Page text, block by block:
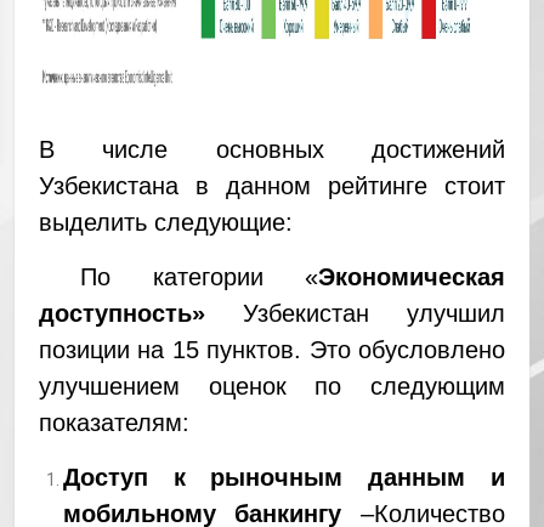
В числе основных достижений
Узбекистана в данном рейтинге стоит
выделить следующие:
По категории «Экономическая
доступность»Узбекистан улучшил
позиции на 15 пунктов. Это обусловлено
улучшением оценок по следующим
показателям:
Доступ к рыночным данным и
мобильному банкингу
–Количество